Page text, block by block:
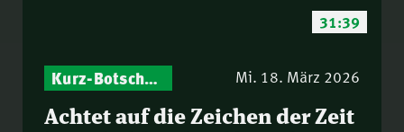
31:39
Kurz-Botschaften – Biblische Impulse mit Zukunft im Blick Mi. 18. März 2026
Achtet auf die Zeichen der Zeit